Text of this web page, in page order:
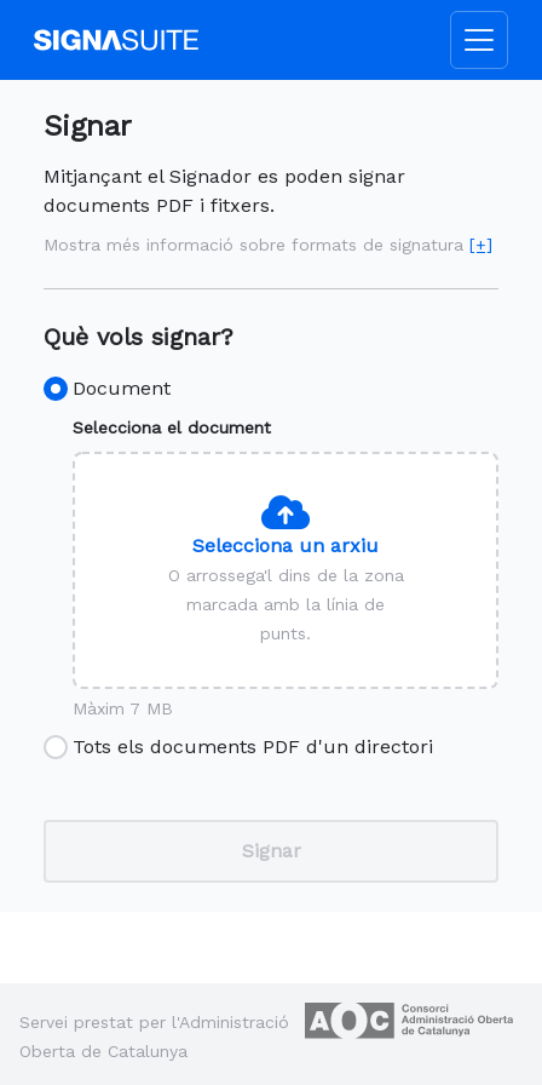
Signar
Mitjançant el Signador es poden signar
documents PDF i fitxers.
Mostra més informació sobre formats de signatura [+]
Què vols signar?
Document
Selecciona el document
Selecciona un arxiu
O arrossega'l dins de la zona
marcada amb la línia de
punts.
Màxim 7 MB
Tots els documents PDF d'un directori
Servei prestat per l'Administració
Oberta de Catalunya